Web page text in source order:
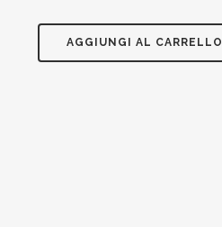
bianca
quantità
AGGIUNGI AL CARRELLO